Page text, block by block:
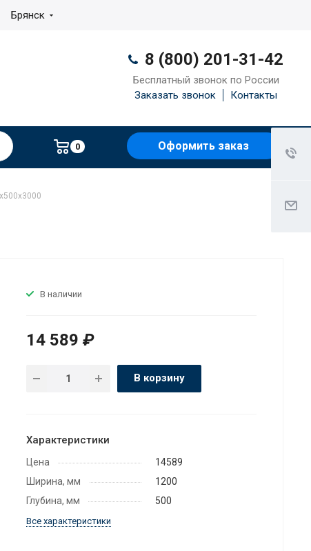
Брянск
8 (800) 201-31-42
Бесплатный звонок по России
Заказать звонок
Контакты
0 Оформить заказ
В наличии
14 589 ₽
В корзину
Характеристики
Цена
14589
Ширина, мм
1200
Глубина, мм
500
Все характеристики